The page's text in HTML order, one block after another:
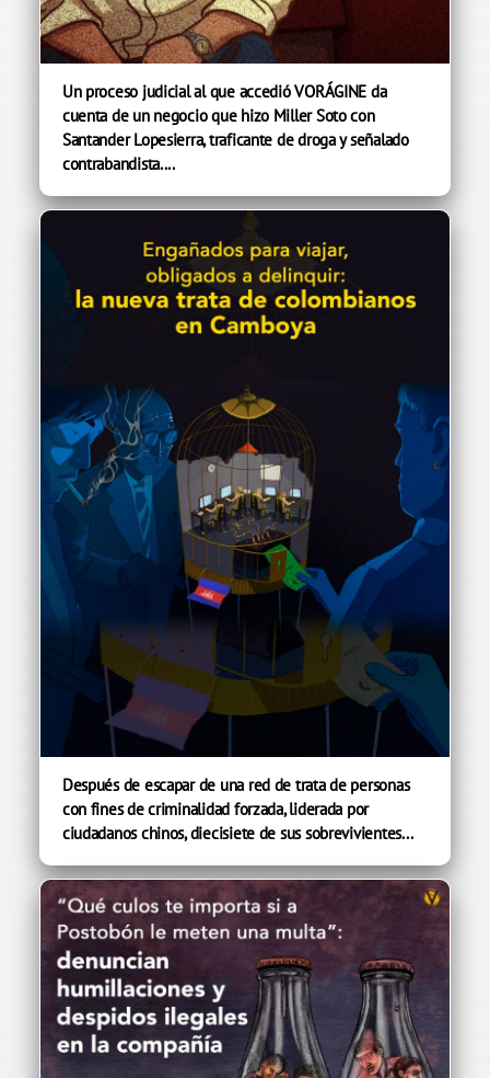
Un proceso judicial al que accedió VORÁGINE da
cuenta de un negocio que hizo Miller Soto con
Santander Lopesierra, traficante de droga y señalado
contrabandista....
Después de escapar de una red de trata de personas
con fines de criminalidad forzada, liderada por
ciudadanos chinos, diecisiete de sus sobrevivientes...